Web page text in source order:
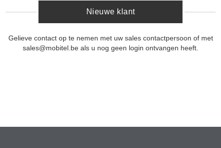
Nieuwe klant
Gelieve contact op te nemen met uw sales contactpersoon of met
sales@mobitel.be als u nog geen login ontvangen heeft.